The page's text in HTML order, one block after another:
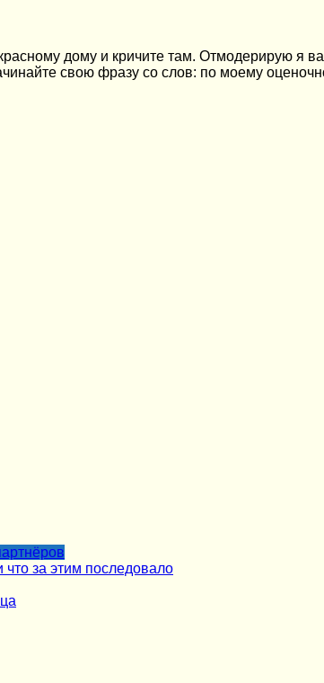
дому и кричите там. Отмодерирую я
свою фразу со слов: по моему
за этим последовало